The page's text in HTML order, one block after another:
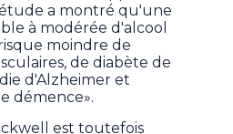
a montré qu'une
à modérée d'alcool
moindre de
de diabète de
d'Alzheimer et
démence».
est toutefois